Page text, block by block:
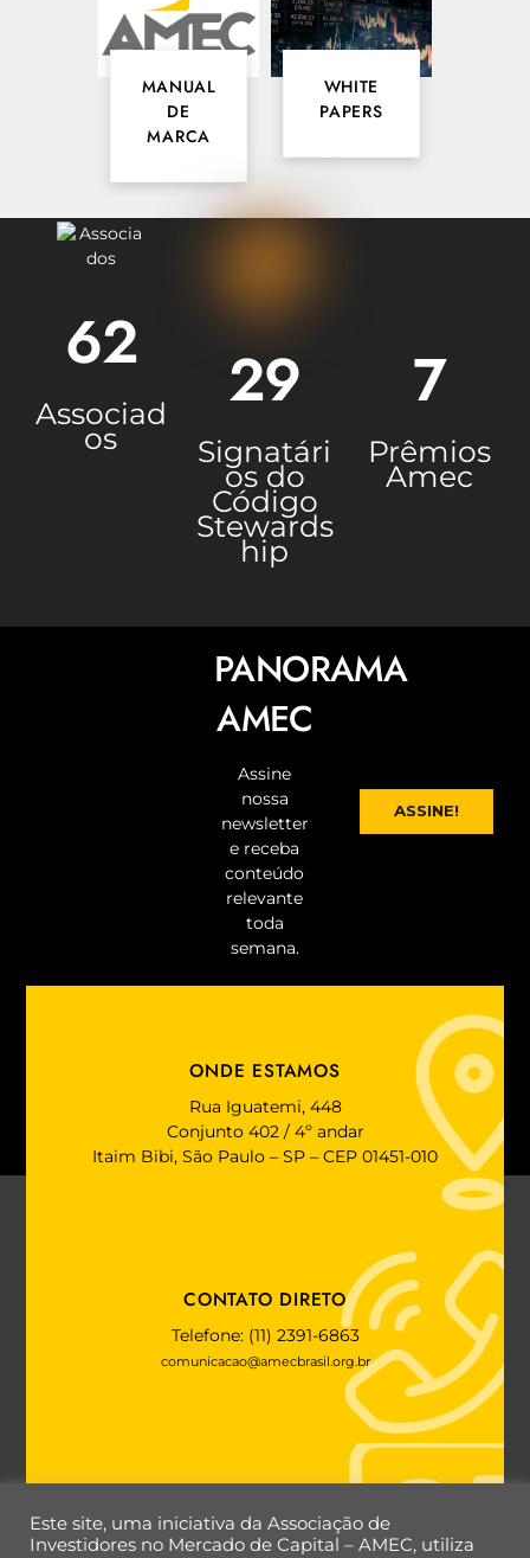
MANUAL
DE
MARCA
WHITE
PAPERS
62
Associad
os
29
Signatári
os do
Código
Stewards
hip
7
Prêmios
Amec
PANORAMA
AMEC
Assine
nossa
newsletter
e receba
conteúdo
relevante
toda
semana.
ASSINE!
ONDE ESTAMOS
Rua Iguatemi, 448
Conjunto 402 / 4º andar
Itaim Bibi, São Paulo – SP – CEP 01451-010
CONTATO DIRETO
Telefone: (11) 2391-6863
comunicacao@amecbrasil.org.br
Este site, uma iniciativa da Associação de
Investidores no Mercado de Capital – AMEC, utiliza